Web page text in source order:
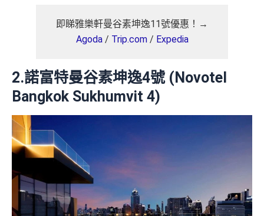
即睇雅樂軒曼谷素坤逸11號優惠！→
Agoda/ Trip.com/ Expedia
2.諾富特曼谷素坤逸4號 (Novotel
Bangkok Sukhumvit 4)